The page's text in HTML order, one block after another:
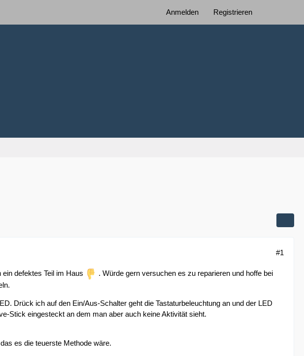
Anmelden Registrieren
#1
defektes Teil im Haus
. Würde gern versuchen es zu reparieren und hoffe bei
Drück ich auf den Ein/Aus-Schalter geht die Tastaturbeleuchtung an und der LED
Stick eingesteckt an dem man aber auch keine Aktivität sieht.
es die teuerste Methode wäre.